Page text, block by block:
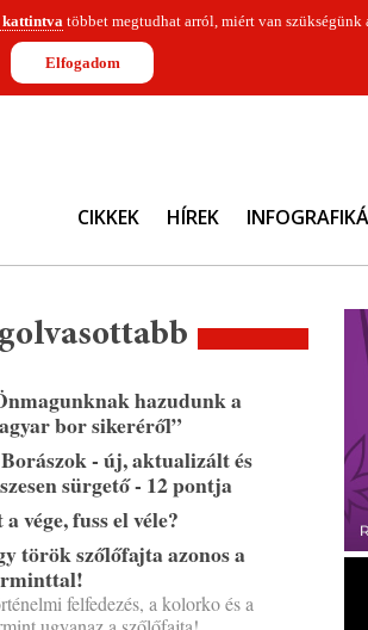
kattintvatöbbet megtudhat arról, miért van szükségünk
Elfogadom
CIKKEK HÍREK
hazudunk a
bor sikeréről”
- új, aktualizált és
sürgető - 12 pontja
vége, fuss el véle?
török szőlőfajta azonos a
felfedezés, a kolorko és a